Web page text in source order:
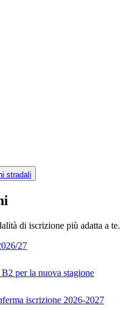
stradali
di iscrizione più adatta a te.
27
per la nuova stagione
iscrizione 2026-2027